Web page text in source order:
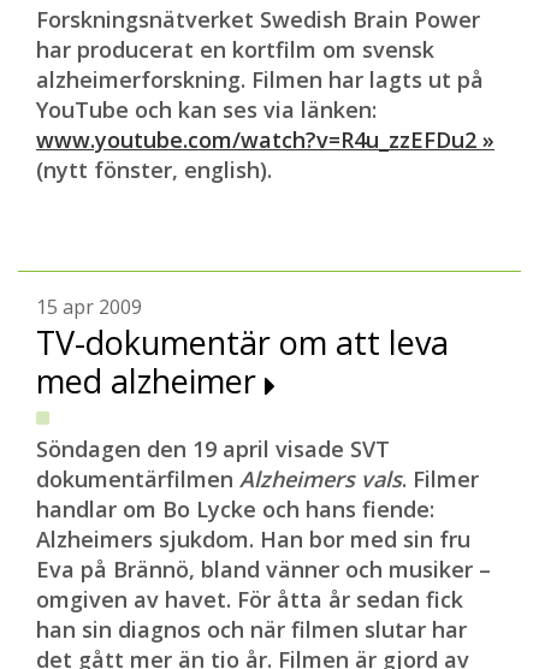
Forskningsnätverket Swedish Brain Power
har producerat en kortfilm om svensk
alzheimerforskning. Filmen har lagts ut på
YouTube och kan ses via länken:
www.youtube.com/watch?v=R4u_zzEFDu2 »
(nytt fönster, english).
15 apr 2009
TV-dokumentär om att leva
med alzheimer
Söndagen den 19 april visade SVT
dokumentärfilmen Alzheimers vals. Filmer
handlar om Bo Lycke och hans fiende:
Alzheimers sjukdom. Han bor med sin fru
Eva på Brännö, bland vänner och musiker –
omgiven av havet. För åtta år sedan fick
han sin diagnos och när filmen slutar har
det gått mer än tio år. Filmen är gjord av